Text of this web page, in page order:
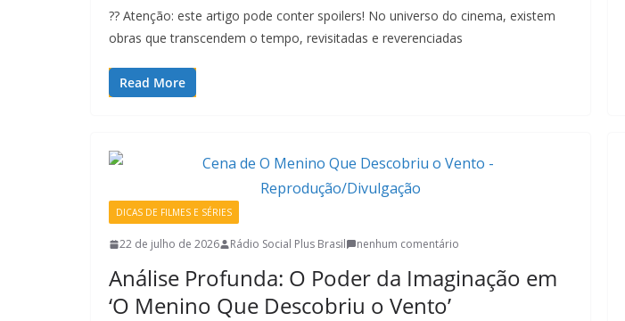
?? Atenção: este artigo pode conter spoilers! No universo do cinema, existem
obras que transcendem o tempo, revisitadas e reverenciadas
Read More
DICAS DE FILMES E SÉRIES
22 de julho de 2026 Rádio Social Plus Brasil nenhum comentário
Análise Profunda: O Poder da Imaginação em
‘O Menino Que Descobriu o Vento’